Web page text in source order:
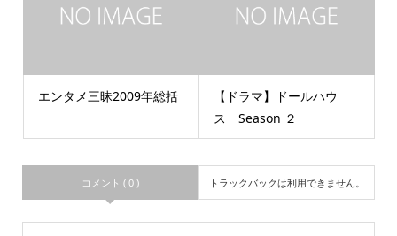
エンタメ三昧2009年総括
【ドラマ】ドールハウ
ス Season ２
コメント ( 0 ) トラックバックは利用できません。